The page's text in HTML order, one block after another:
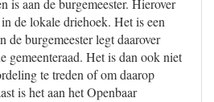
is aan de burgemeester. Hierover
de lokale driehoek. Het is een
de burgemeester legt daarover
gemeenteraad. Het is dan ook niet
te treden of om daarop
is het aan het Openbaar